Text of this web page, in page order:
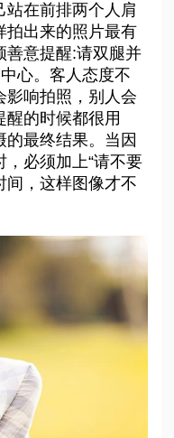
站在前排两个人肩
拍出来的照片最有
善意提醒:请双腿并
心。客人态度不
影响拍照，别人会
醒的时候都很用
最终结果。当因
必须加上“请不要
间，这样图像才不